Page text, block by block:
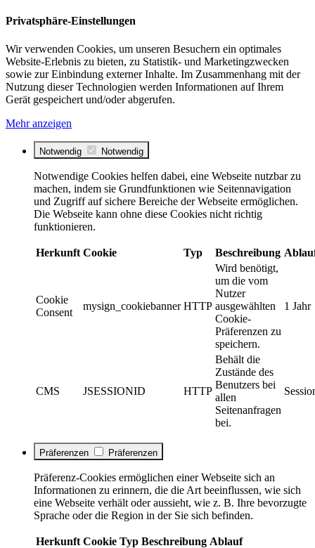
Privatsphäre-Einstellungen
Wir verwenden Cookies, um unseren Besuchern ein optimales
Website-Erlebnis zu bieten, zu Statistik- und Marketingzwecken
sowie zur Einbindung externer Inhalte. Im Zusammenhang mit der
Nutzung dieser Technologien werden Informationen auf Ihrem
Gerät gespeichert und/oder abgerufen.
Mehr anzeigen
Notwendig Notwendig
Notwendige Cookies helfen dabei, eine Webseite nutzbar zu
machen, indem sie Grundfunktionen wie Seitennavigation
und Zugriff auf sichere Bereiche der Webseite ermöglichen.
Die Webseite kann ohne diese Cookies nicht richtig
funktionieren.
Herkunft Cookie Typ Beschreibung
Cookie
Consent
mysign_cookiebanner HTTP
Wird benötigt,
um die vom
Nutzer
ausgewählten
Cookie-
Präferenzen zu
speichern.
1 Jahr
CMS JSESSIONID HTTP
Behält die
Zustände des
Benutzers bei
allen
Seitenanfragen
bei.
Präferenzen Präferenzen
Präferenz-Cookies ermöglichen einer Webseite sich an
Informationen zu erinnern, die die Art beeinflussen, wie sich
eine Webseite verhält oder aussieht, wie z. B. Ihre bevorzugte
Sprache oder die Region in der Sie sich befinden.
Herkunft Cookie Typ Beschreibung Ablauf